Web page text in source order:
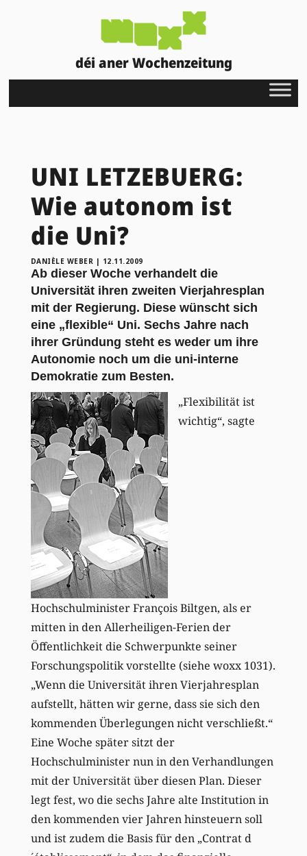
déi aner Wochenzeitung
UNI LETZEBUERG:
Wie autonom ist
die Uni?
DANIÈLE WEBER | 12.11.2009
Ab dieser Woche verhandelt die
Universität ihren zweiten Vierjahresplan
mit der Regierung. Diese wünscht sich
eine „flexible“ Uni. Sechs Jahre nach
ihrer Gründung steht es weder um ihre
Autonomie noch um die uni-interne
Demokratie zum Besten.
„Flexibilität ist
wichtig“, sagte
Hochschulminister François Biltgen, als er
mitten in den Allerheiligen-Ferien der
Öffentlichkeit die Schwerpunkte seiner
Forschungspolitik vorstellte (siehe woxx 1031).
„Wenn die Universität ihren Vierjahresplan
aufstellt, hätten wir gerne, dass sie sich den
kommenden Überlegungen nicht verschließt.“
Eine Woche später sitzt der
Hochschulminister nun in den Verhandlungen
mit der Universität über diesen Plan. Dieser
legt fest, wo die sechs Jahre alte Institution in
den kommenden vier Jahren hinsteuern soll
und ist zudem die Basis für den „Contrat d